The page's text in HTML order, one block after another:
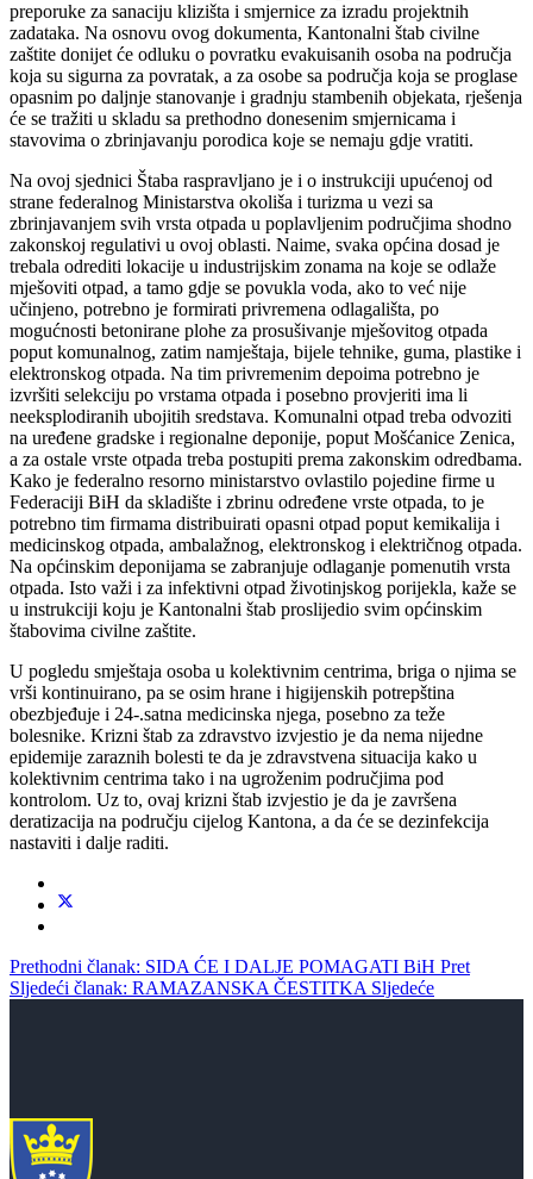
preporuke za sanaciju klizišta i smjernice za izradu projektnih
zadataka. Na osnovu ovog dokumenta, Kantonalni štab civilne
zaštite donijet će odluku o povratku evakuisanih osoba na područja
koja su sigurna za povratak, a za osobe sa područja koja se proglase
opasnim po daljnje stanovanje i gradnju stambenih objekata, rješenja
će se tražiti u skladu sa prethodno donesenim smjernicama i
stavovima o zbrinjavanju porodica koje se nemaju gdje vratiti.
Na ovoj sjednici Štaba raspravljano je i o instrukciji upućenoj od
strane federalnog Ministarstva okoliša i turizma u vezi sa
zbrinjavanjem svih vrsta otpada u poplavljenim područjima shodno
zakonskoj regulativi u ovoj oblasti. Naime, svaka općina dosad je
trebala odrediti lokacije u industrijskim zonama na koje se odlaže
mješoviti otpad, a tamo gdje se povukla voda, ako to već nije
učinjeno, potrebno je formirati privremena odlagališta, po
mogućnosti betonirane plohe za prosušivanje mješovitog otpada
poput komunalnog, zatim namještaja, bijele tehnike, guma, plastike i
elektronskog otpada. Na tim privremenim depoima potrebno je
izvršiti selekciju po vrstama otpada i posebno provjeriti ima li
neeksplodiranih ubojitih sredstava. Komunalni otpad treba odvoziti
na uređene gradske i regionalne deponije, poput Mošćanice Zenica,
a za ostale vrste otpada treba postupiti prema zakonskim odredbama.
Kako je federalno resorno ministarstvo ovlastilo pojedine firme u
Federaciji BiH da skladište i zbrinu određene vrste otpada, to je
potrebno tim firmama distribuirati opasni otpad poput kemikalija i
medicinskog otpada, ambalažnog, elektronskog i električnog otpada.
Na općinskim deponijama se zabranjuje odlaganje pomenutih vrsta
otpada. Isto važi i za infektivni otpad životinjskog porijekla, kaže se
u instrukciji koju je Kantonalni štab proslijedio svim općinskim
štabovima civilne zaštite.
U pogledu smještaja osoba u kolektivnim centrima, briga o njima se
vrši kontinuirano, pa se osim hrane i higijenskih potrepština
obezbjeđuje i 24-.satna medicinska njega, posebno za teže
bolesnike. Krizni štab za zdravstvo izvjestio je da nema nijedne
epidemije zaraznih bolesti te da je zdravstvena situacija kako u
kolektivnim centrima tako i na ugroženim područjima pod
kontrolom. Uz to, ovaj krizni štab izvjestio je da je završena
deratizacija na području cijelog Kantona, a da će se dezinfekcija
nastaviti i dalje raditi.
Prethodni članak: SIDA ĆE I DALJE POMAGATI BiH Pret
Sljedeći članak: RAMAZANSKA ČESTITKA Sljedeće